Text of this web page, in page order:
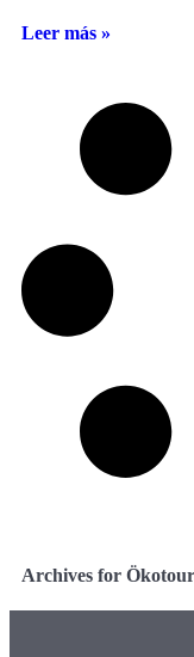
Leer más »
Archives for